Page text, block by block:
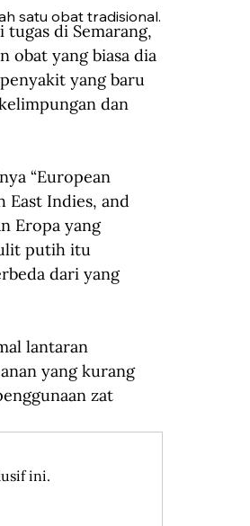
satu obat tradisional.
di Semarang,
obat yang biasa dia
yang baru
dan
“European
Indies, and
Eropa yang
putih itu
dari yang
lantaran
yang kurang
zat
ini.